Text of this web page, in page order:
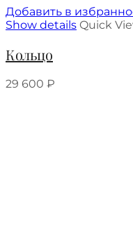
Добавить в
Show details Quick
Кольцо
29 600 ₽